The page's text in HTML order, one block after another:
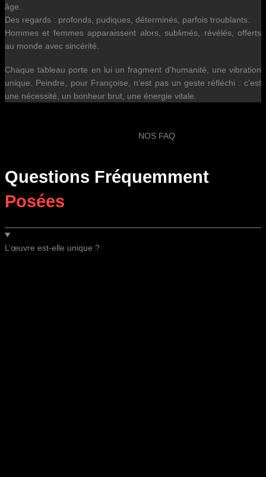
âge.
Des regards : profonds, pudiques, déterminés, parfois troublants.
Hommes et femmes apparaissent alors, sublimés, révélés, offerts
au monde avec sincérité.
Chaque tableau porte en lui un fragment d’humanité, une vibration
unique. Peindre, pour Françoise, n’est pas un geste réfléchi : c’est
une nécessité, un bonheur brut, une énergie vitale.
NOS FAQ
Questions Fréquemment
Posées
L’œuvre est-elle unique ?